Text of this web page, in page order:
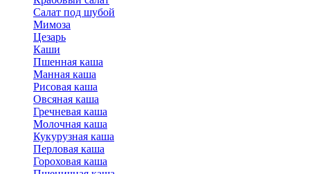
Салат под шубой
Мимоза
Цезарь
Каши
Пшенная каша
Манная каша
Рисовая каша
Овсяная каша
Гречневая каша
Молочная каша
Кукурузная каша
Перловая каша
Гороховая каша